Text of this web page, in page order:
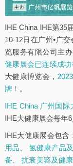
IHE China IHE第35
10-12日在广州•广
览服务有限公司主
健康展会已连续成
大健康博览会，
牌 ！。
IHE China 广州国
IHE大健康展会每年
IHE大健康展会包含
用品、 氢健康产品
备、抗衰美容及健